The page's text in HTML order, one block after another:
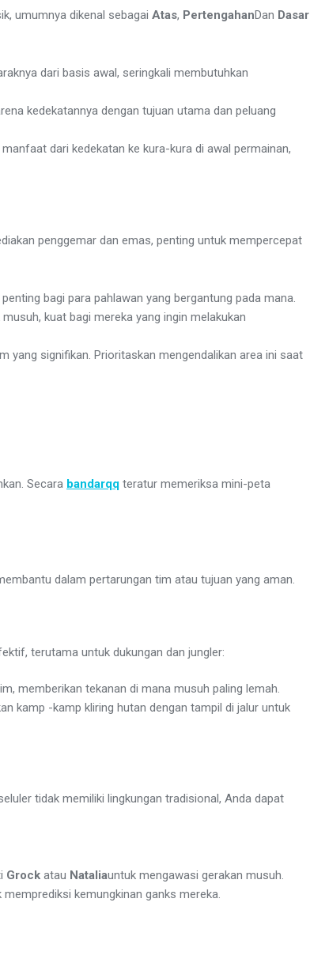
umumnya dikenal sebagai Atas, PertengahanDan Dasar
dari basis awal, seringkali membutuhkan
kedekatannya dengan tujuan utama dan peluang
dari kedekatan ke kura-kura di awal permainan,
penggemar dan emas, penting untuk mempercepat
bagi para pahlawan yang bergantung pada mana.
kuat bagi mereka yang ingin melakukan
yang signifikan. Prioritaskan mengendalikan area ini saat
Secara bandarqq teratur memeriksa mini-peta
dalam pertarungan tim atau tujuan yang aman.
terutama untuk dukungan dan jungler:
memberikan tekanan di mana musuh paling lemah.
kamp -kamp kliring hutan dengan tampil di jalur untuk
tidak memiliki lingkungan tradisional, Anda dapat
Grock atau Nataliauntuk mengawasi gerakan musuh.
kemungkinan ganks mereka.